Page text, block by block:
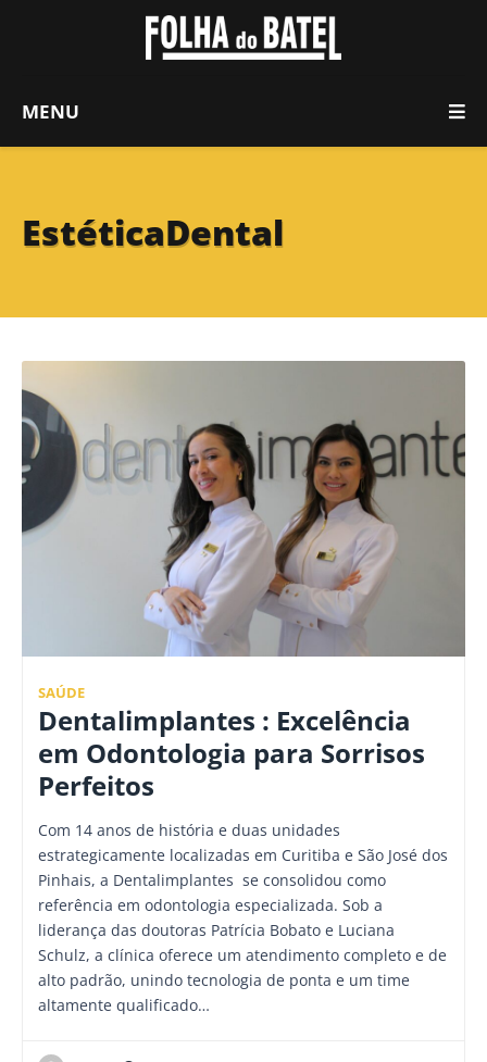
MENU
EstéticaDental
SAÚDE
Dentalimplantes : Excelência
em Odontologia para Sorrisos
Perfeitos
Com 14 anos de história e duas unidades
estrategicamente localizadas em Curitiba e São José dos
Pinhais, a Dentalimplantes se consolidou como
referência em odontologia especializada. Sob a
liderança das doutoras Patrícia Bobato e Luciana
Schulz, a clínica oferece um atendimento completo e de
alto padrão, unindo tecnologia de ponta e um time
altamente qualificado…